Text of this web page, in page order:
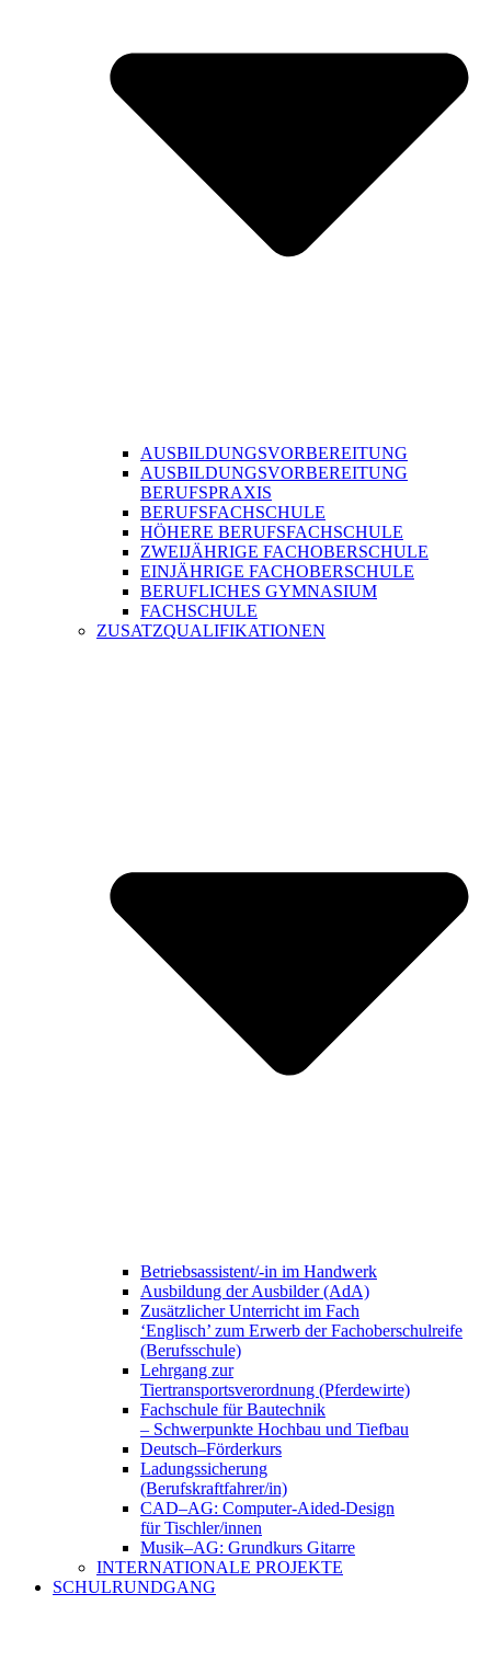
AUSBILDUNGSVORBEREITUNG
AUSBILDUNGSVORBEREITUNG
BERUFSPRAXIS
BERUFSFACHSCHULE
HÖHERE BERUFSFACHSCHULE
ZWEIJÄHRIGE FACHOBERSCHULE
EINJÄHRIGE FACHOBERSCHULE
BERUFLICHES GYMNASIUM
FACHSCHULE
ZUSATZQUALIFIKATIONEN
Betriebsassistent/-in im Handwerk
Ausbildung der Ausbilder (AdA)
Zusätzlicher Unterricht im Fach
‘Englisch’ zum Erwerb der Fachoberschulreife
(Berufsschule)
Lehrgang zur
Tiertransportsverordnung (Pferdewirte)
Fachschule für Bautechnik
– Schwerpunkte Hochbau und Tiefbau
Deutsch–Förderkurs
Ladungssicherung
(Berufskraftfahrer/in)
CAD–AG: Computer-Aided-Design
für Tischler/innen
Musik–AG: Grundkurs Gitarre
INTERNATIONALE PROJEKTE
SCHULRUNDGANG